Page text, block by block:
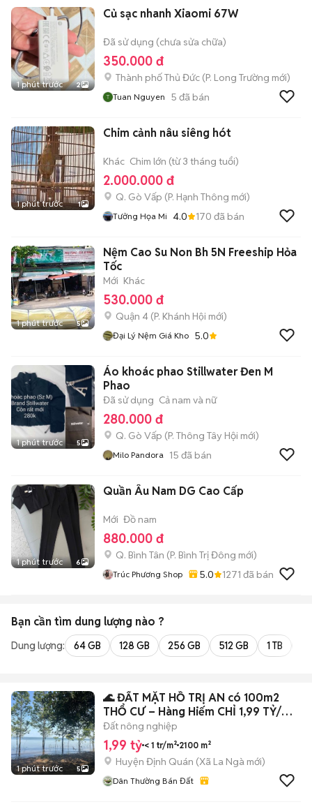
1 phút trước 2
Củ sạc nhanh Xiaomi 67W
Đã sử dụng (chưa sửa chữa)
350.000 đ
Thành phố Thủ Đức (P. Long Trường mới)
Tuan Nguyen 5 đã bán
1 phút trước 1
Chim cảnh nâu siêng hót
Khác Chim lớn (từ 3 tháng tuổi)
2.000.000 đ
Q. Gò Vấp (P. Hạnh Thông mới)
Tưởng Họa Mi 4.0 170 đã bán
1 phút trước 5
Nệm Cao Su Non Bh 5N Freeship Hỏa
Tốc
Mới Khác
530.000 đ
Quận 4 (P. Khánh Hội mới)
Đại Lý Nệm Giá Kho 5.0
1 phút trước 5
Áo khoác phao Stillwater Đen M
Phao
Đã sử dụng Cả nam và nữ
280.000 đ
Q. Gò Vấp (P. Thông Tây Hội mới)
Milo Pandora 15 đã bán
1 phút trước 6
Quần Âu Nam DG Cao Cấp
Mới Đồ nam
880.000 đ
Q. Bình Tân (P. Bình Trị Đông mới)
Trúc Phương Shop 5.0 1271 đã bán
Bạn cần tìm dung lượng nào ?
Dung lượng: 64 GB 128 GB 256 GB 512 GB 1 TB
1 phút trước 5
🌊 ĐẤT MẶT HỒ TRỊ AN có 100m2
THỔ CƯ – Hàng Hiếm CHỈ 1,99 TỶ/
2100m2
Đất nông nghiệp
1,99 tỷ < 1 tr/m² 2100 m²
Huyện Định Quán (Xã La Ngà mới)
Dân Thường Bán Đất